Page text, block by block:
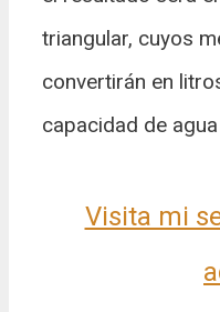
triangular, cuyos
convertirán en
capacidad de
Visita mi